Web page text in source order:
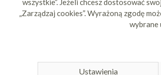
wszystkie”. Jeżeli chcesz dostosować
„Zarządzaj cookies”. Wyrażoną zgodę
wybrane
Ustawienia